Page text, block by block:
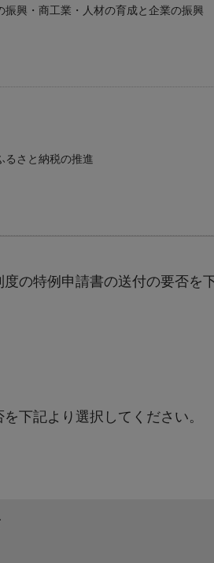
興・商工業・人材の育成と企業の振興
るさと納税の推進
域コミュニティの強化、健康長寿社会
の特例申請書の送付の要否を
下記より選択してください。